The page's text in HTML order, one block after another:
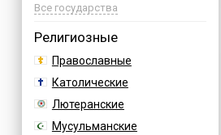
Азербайджан
Все государства
Религиозные
Православные
Католические
Лютеранские
Мусульманские